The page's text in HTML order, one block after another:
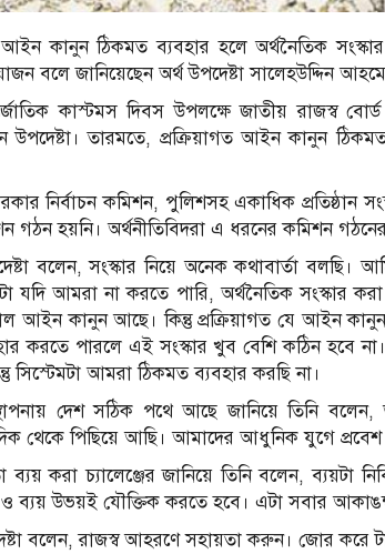
আইন কানুন ঠিকমত ব্যবহার হলে অর্থনৈতিক
বলে জানিয়েছেন অর্থ উপদেষ্টা সালেহউদ্দিন
কাস্টমস দিবস উপলক্ষে জাতীয় রাজস্ব
তারমতে, প্রক্রিয়াগত আইন কানুন
নির্বাচন কমিশন, পুলিশসহ একাধিক প্রতিষ্ঠান
গঠন হয়নি। অর্থনীতিবিদরা এ ধরনের কমিশন গঠনের
বলেন, সংস্কার নিয়ে অনেক কথাবার্তা
যদি আমরা না করতে পারি, অর্থনৈতিক সংস্কার
আইন কানুন আছে। কিন্তু প্রক্রিয়াগত যে আইন
করতে পারলে এই সংস্কার খুব বেশি কঠিন হবে
সিস্টেমটা আমরা ঠিকমত ব্যবহার করছি না।
দেশ সঠিক পথে আছে জানিয়ে তিনি
থেকে পিছিয়ে আছি। আমাদের আধুনিক যুগে
করা চ্যালেঞ্জের জানিয়ে তিনি বলেন, ব্যয়টা
ব্যয় উভয়ই যৌক্তিক করতে হবে। এটা সবার
বলেন, রাজস্ব আহরণে সহায়তা করুন। জোর করে